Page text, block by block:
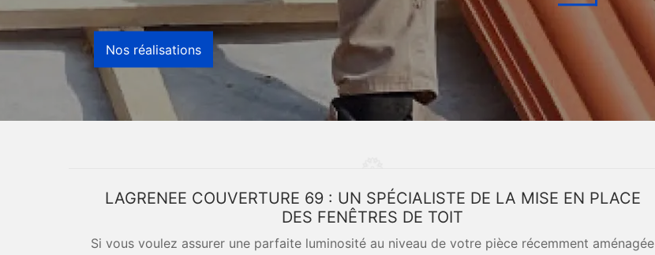
Nos réalisations
LAGRENEE COUVERTURE 69 : UN SPÉCIALISTE DE LA MISE EN PLACE
DES FENÊTRES DE TOIT
Si vous voulez assurer une parfaite luminosité au niveau de votre pièce récemment aménagée